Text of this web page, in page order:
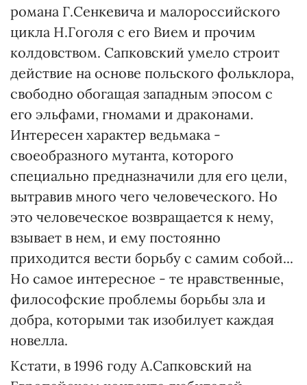
романа Г.Сенкевича и малороссийского
цикла Н.Гоголя с его Вием и прочим
колдовством. Сапковский умело строит
действие на основе польского фольклора,
свободно обогащая западным эпосом с
его эльфами, гномами и драконами.
Интересен характер ведьмака -
своеобразного мутанта, которого
специально предназначили для его цели,
вытравив много чего человеческого. Но
это человеческое возвращается к нему,
взывает в нем, и ему постоянно
приходится вести борьбу с самим собой...
Но самое интересное - те нравственные,
философские проблемы борьбы зла и
добра, которыми так изобилует каждая
новелла.
Кстати, в 1996 году А.Сапковский на